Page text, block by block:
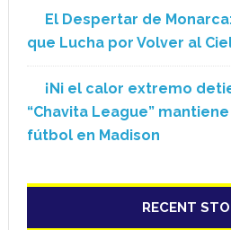
El Despertar de
que Lucha por Volver al
¡Ni el calor extremo
“Chavita League”
fútbol en Madison
RECENT